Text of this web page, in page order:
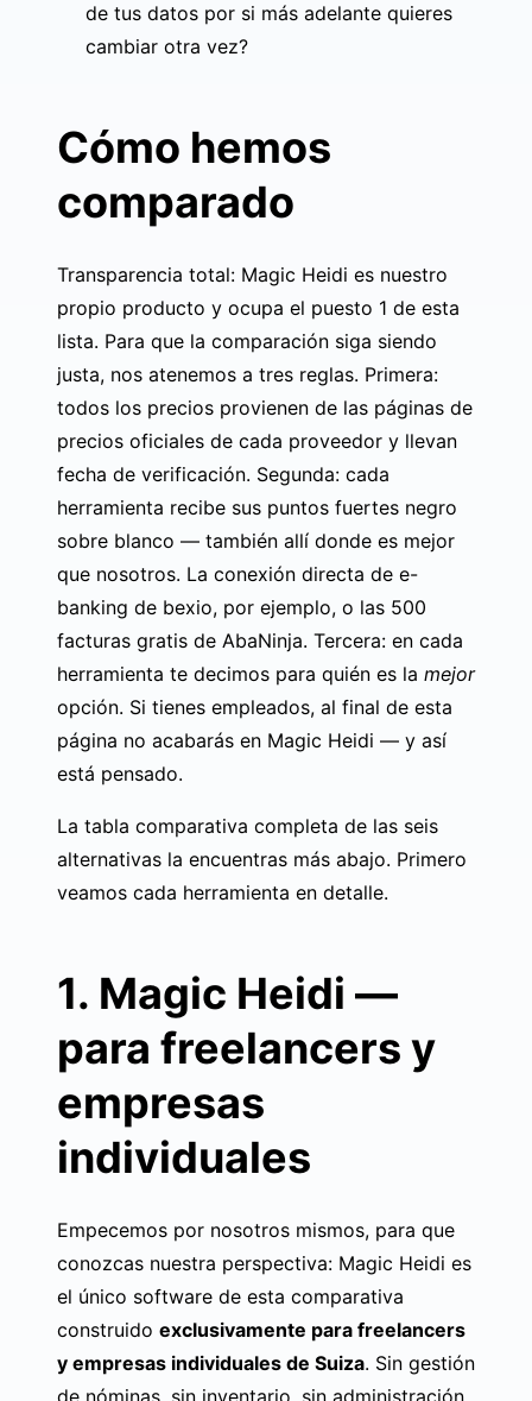
de tus datos por si más adelante quieres
cambiar otra vez?
Cómo hemos
comparado
Transparencia total: Magic Heidi es nuestro
propio producto y ocupa el puesto 1 de esta
lista. Para que la comparación siga siendo
justa, nos atenemos a tres reglas. Primera:
todos los precios provienen de las páginas de
precios oficiales de cada proveedor y llevan
fecha de verificación. Segunda: cada
herramienta recibe sus puntos fuertes negro
sobre blanco — también allí donde es mejor
que nosotros. La conexión directa de e-
banking de bexio, por ejemplo, o las 500
facturas gratis de AbaNinja. Tercera: en cada
herramienta te decimos para quién es la mejor
opción. Si tienes empleados, al final de esta
página no acabarás en Magic Heidi — y así
está pensado.
La tabla comparativa completa de las seis
alternativas la encuentras más abajo. Primero
veamos cada herramienta en detalle.
1. Magic Heidi —
para freelancers y
empresas
individuales
Empecemos por nosotros mismos, para que
conozcas nuestra perspectiva: Magic Heidi es
el único software de esta comparativa
construido exclusivamente para freelancers
y empresas individuales de Suiza. Sin gestión